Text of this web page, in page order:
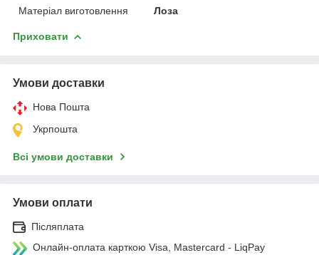
Матеріал виготовлення
Лоза
Приховати
Умови доставки
Нова Пошта
Укрпошта
Всі умови доставки
Умови оплати
Післяплата
Онлайн-оплата карткою Visa, Mastercard - LiqPay